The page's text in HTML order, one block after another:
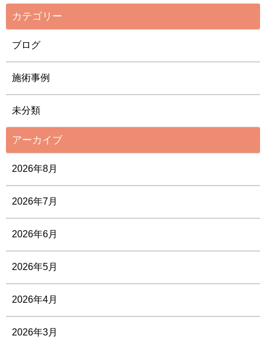
カテゴリー
ブログ
施術事例
未分類
アーカイブ
2026年8月
2026年7月
2026年6月
2026年5月
2026年4月
2026年3月